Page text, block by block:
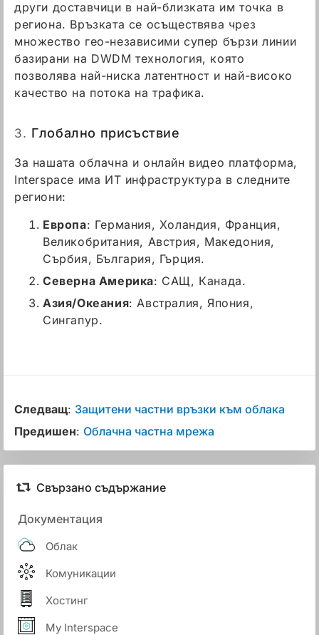
други доставчици в най-близката им точка в
региона. Връзката се осъществява чрез
множество гео-независими супер бързи линии
базирани на DWDM технология, която
позволява най-ниска латентност и най-високо
качество на потока на трафика.
3. Глобално присъствие
За нашата облачна и онлайн видео платформа,
Interspace има ИТ инфраструктура в следните
региони:
Европа: Германия, Холандия, Франция,
Великобритания, Австрия, Македония,
Сърбия, България, Гърция.
Северна Америка: САЩ, Канада.
Азия/Океания: Австралия, Япония,
Сингапур.
Следващ: Защитени частни връзки към облака
Предишен: Облачна частна мрежа
Свързано съдържание
Документация
Облак
Комуникации
Хостинг
My Interspace